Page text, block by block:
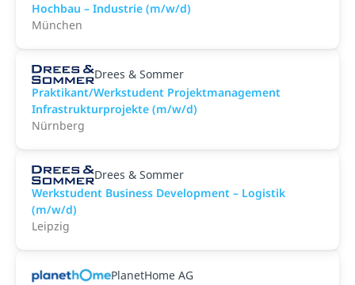
Hochbau – Industrie (m/w/d)
München
Drees & Sommer
Praktikant/Werkstudent Projektmanagement
Infrastrukturprojekte (m/w/d)
Nürnberg
Drees & Sommer
Werkstudent Business Development – Logistik
(m/w/d)
Leipzig
PlanetHome AG